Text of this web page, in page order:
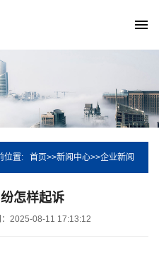
位置: 首页>>新闻中心>>企业新闻
怎样起诉
2025-08-11 17:13:12